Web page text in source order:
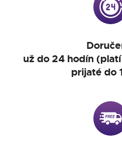
už do 24 hodín
prijaté do